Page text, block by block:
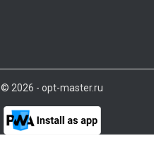
© 2026 - opt-master.ru